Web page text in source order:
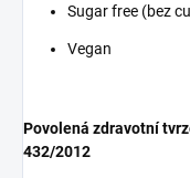
Sugar free (bez
Vegan
Povolená zdravotní
432/2012